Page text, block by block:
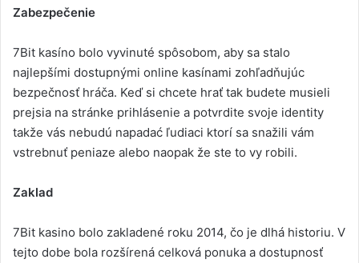
Zabezpečenie
7Bit kasíno bolo vyvinuté spôsobom, aby sa stalo
najlepšími dostupnými online kasínami zohľadňujúc
bezpečnosť hráča. Keď si chcete hrať tak budete musieli
prejsia na stránke prihlásenie a potvrdite svoje identity
takže vás nebudú napadać ľudiaci ktorí sa snažili vám
vstrebnuť peniaze alebo naopak že ste to vy robili.
Zaklad
7Bit kasino bolo zakladené roku 2014, čo je dlhá historiu. V
tejto dobe bola rozšírená celková ponuka a dostupnosť